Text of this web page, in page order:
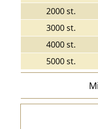
2000 st.
3000 st.
4000 st.
5000 st.